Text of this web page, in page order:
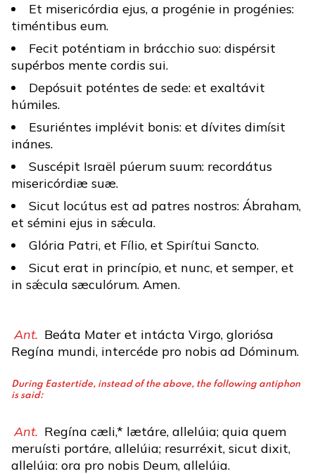
Et misericórdia ejus, a progénie in progénies:
timéntibus eum.
Fecit poténtiam in brácchio suo: dispérsit
supérbos mente cordis sui.
Depósuit poténtes de sede: et exaltávit
húmiles.
Esuriéntes implévit bonis: et dívites dimísit
inánes.
Suscépit Israël púerum suum: recordátus
misericórdiæ suæ.
Sicut locútus est ad patres nostros: Ábraham,
et sémini ejus in sǽcula.
Glória Patri, et Fílio, et Spirítui Sancto.
Sicut erat in princípio, et nunc, et semper, et
in sǽcula sæculórum. Amen.
Ant. Beáta Mater et intácta Virgo, gloriósa
Regína mundi, intercéde pro nobis ad Dóminum.
During Eastertide, instead of the above, the following antiphon
is said:
Ant. Regína cæli,* lætáre, allelúia; quia quem
meruísti portáre, allelúia; resurréxit, sicut dixit,
allelúia: ora pro nobis Deum, allelúia.